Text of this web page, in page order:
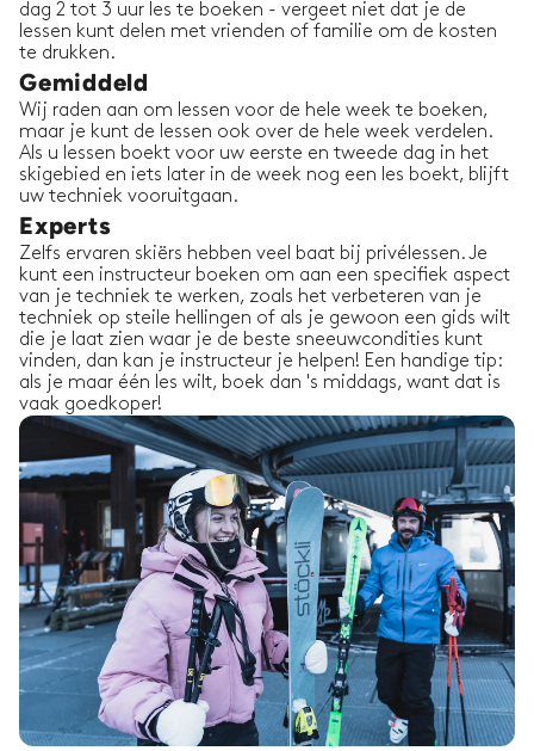
dag 2 tot 3 uur les te boeken - vergeet niet dat je de
lessen kunt delen met vrienden of familie om de kosten
te drukken.
Gemiddeld
Wij raden aan om lessen voor de hele week te boeken,
maar je kunt de lessen ook over de hele week verdelen.
Als u lessen boekt voor uw eerste en tweede dag in het
skigebied en iets later in de week nog een les boekt, blijft
uw techniek vooruitgaan.
Experts
Zelfs ervaren skiërs hebben veel baat bij privélessen. Je
kunt een instructeur boeken om aan een specifiek aspect
van je techniek te werken, zoals het verbeteren van je
techniek op steile hellingen of als je gewoon een gids wilt
die je laat zien waar je de beste sneeuwcondities kunt
vinden, dan kan je instructeur je helpen! Een handige tip:
als je maar één les wilt, boek dan 's middags, want dat is
vaak goedkoper!